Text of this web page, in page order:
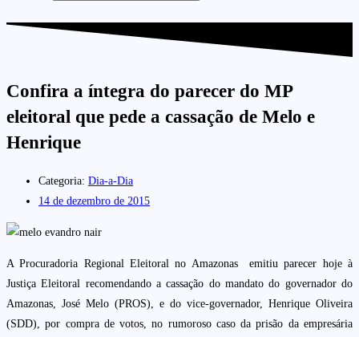
Confira a íntegra do parecer do MP
eleitoral que pede a cassação de Melo e
Henrique
Categoria: Dia-a-Dia
14 de dezembro de 2015
A Procuradoria Regional Eleitoral no Amazonas emitiu parecer hoje à
Justiça Eleitoral recomendando a cassação do mandato do governador do
Amazonas, José Melo (PROS), e do vice-governador, Henrique Oliveira
(SDD), por compra de votos, no rumoroso caso da prisão da empresária